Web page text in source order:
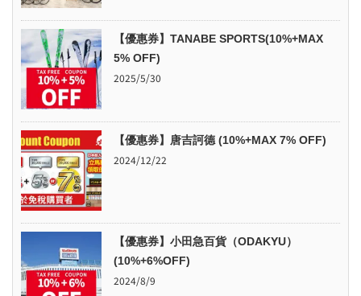
【優惠券】TANABE SPORTS(10%+MAX
5% OFF)
2025/5/30
【優惠券】唐吉訶德 (10%+MAX 7% OFF)
2024/12/22
【優惠券】小田急百貨（ODAKYU）
(10%+6%OFF)
2024/8/9